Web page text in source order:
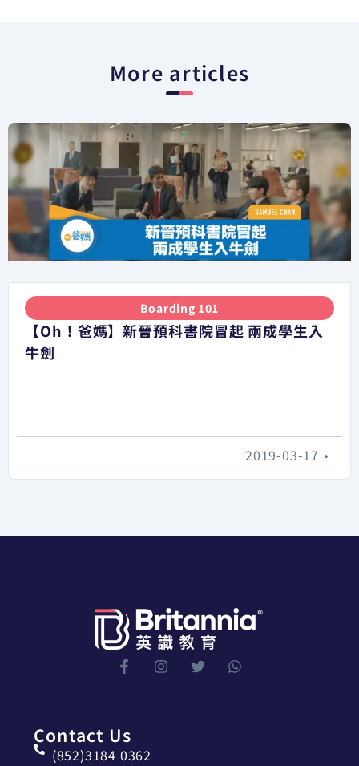
More articles
Boarding 101
【Oh！爸媽】新晉預科書院冒起 兩成學生入
牛劍
•
2019-03-17
Contact Us
(852)3184 0362